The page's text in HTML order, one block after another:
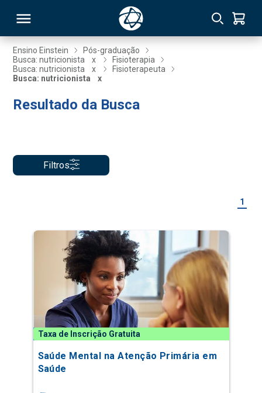
Ensino Einstein
Pós-graduação
Busca: nutricionista
x
Fisioterapia
Busca: nutricionista
x
Fisioterapeuta
Busca: nutricionista
x
Resultado da Busca
Filtros
1
Taxa de Inscrição Gratuita
Saúde Mental na Atenção Primária em
Saúde